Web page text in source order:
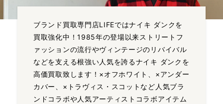
ブランド買取専門店LIFEではナイキ ダンクを
買取強化中！1985年の登場以来ストリートフ
ァッションの流行やヴィンテージのリバイバル
などを支える根強い人気を誇るナイキ ダンクを
高価買取致します！×オフホワイト、×アンダー
カバー、×トラヴィス・スコットなど人気ブラ
ンドコラボや人気アーティストコラボアイテム